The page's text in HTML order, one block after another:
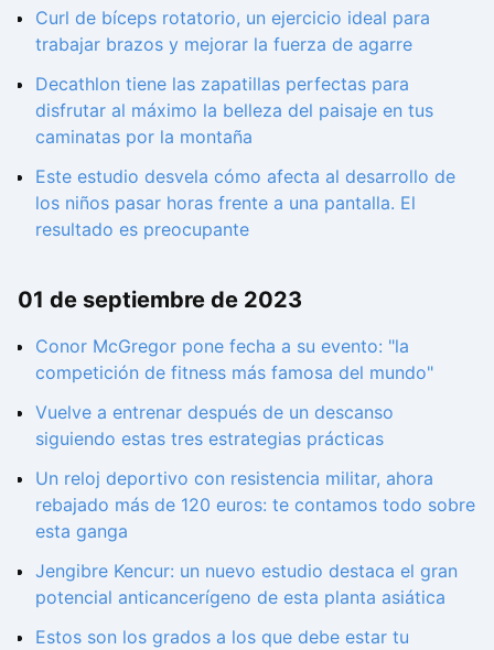
Curl de bíceps rotatorio, un ejercicio ideal para
trabajar brazos y mejorar la fuerza de agarre
Decathlon tiene las zapatillas perfectas para
disfrutar al máximo la belleza del paisaje en tus
caminatas por la montaña
Este estudio desvela cómo afecta al desarrollo de
los niños pasar horas frente a una pantalla. El
resultado es preocupante
01 de septiembre de 2023
Conor McGregor pone fecha a su evento: "la
competición de fitness más famosa del mundo"
Vuelve a entrenar después de un descanso
siguiendo estas tres estrategias prácticas
Un reloj deportivo con resistencia militar, ahora
rebajado más de 120 euros: te contamos todo sobre
esta ganga
Jengibre Kencur: un nuevo estudio destaca el gran
potencial anticancerígeno de esta planta asiática
Estos son los grados a los que debe estar tu